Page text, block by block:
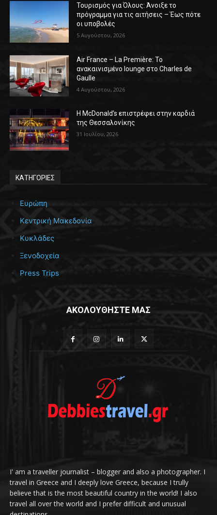
Τουρισμός για Όλους: Άνοιξε το
πρόγραμμα για τις αιτήσεις – Έως πότε
οι υποβολές
5 Αυγούστου, 2026
Air France – La Première: Το
ανακαινισμένο lounge στο Charles de
Gaulle
4 Αυγούστου, 2026
Η McDonald’s επιστρέφει στην καρδιά
της Θεσσαλονίκης
31 Ιουλίου, 2026
ΚΑΤΗΓΟΡΙΕΣ
Ευρώπη
Κεντρική Μακεδονία
Κυκλάδες
Ξενοδοχεία
Press Trips
ΑΚΟΛΟΥΘΗΣΤΕ ΜΑΣ
I' am a traveller journalist – blogger and also a photographer. I
travel in Greece and I deeply love Greece, because I trully
believe that is the most beautiful country in the world! I also
travel all over the world and I prefer difficult and unusual